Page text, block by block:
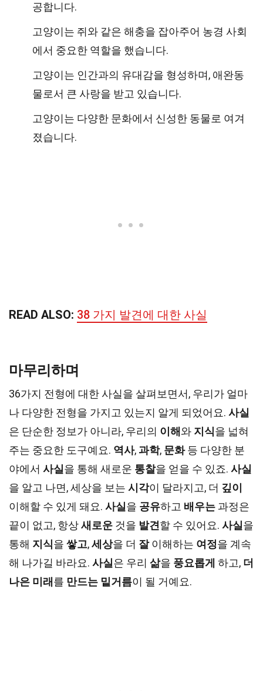
공합니다.
고양이는 쥐와 같은 해충을 잡아주어 농경 사회
에서 중요한 역할을 했습니다.
고양이는 인간과의 유대감을 형성하며, 애완동
물로서 큰 사랑을 받고 있습니다.
고양이는 다양한 문화에서 신성한 동물로 여겨
졌습니다.
READ ALSO: 38 가지 발견에 대한 사실
마무리하며
36가지 전형에 대한 사실을 살펴보면서, 우리가 얼마
나 다양한 전형을 가지고 있는지 알게 되었어요. 사실
은 단순한 정보가 아니라, 우리의 이해 와 지식을 넓혀
주는 중요한 도구예요. 역사, 과학, 문화등 다양한 분
야에서 사실 을 통해 새로운 통찰을 얻을 수 있죠. 사실
을 알고 나면, 세상을 보는 시각이 달라지고, 더 깊이
이해할 수 있게 돼요. 사실 을 공유하고 배우는 과정은
끝이 없고, 항상새로운 것을 발견 할 수 있어요. 사실 을
통해 지식을 쌓고,세상을 더 잘이해하는 여정을 계속
해 나가길 바라요. 사실 은 우리 삶을 풍요롭게 하고, 더
나은 미래 를 만드는 밑거름이 될 거예요.